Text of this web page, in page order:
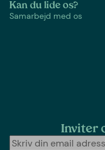
Kan du lide os?
Samarbejd med os
Inviter